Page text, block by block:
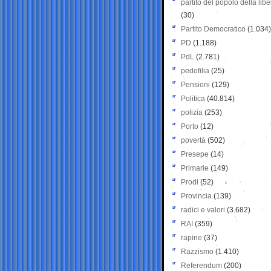
partito del popolo della
(30)
Partito Democratico (1.034)
PD (1.188)
PdL (2.781)
pedofilia (25)
Pensioni (129)
Politica (40.814)
polizia (253)
Porto (12)
povertà (502)
Presepe (14)
Primarie (149)
Prodi (52)
Provincia (139)
radici e valori (3.682)
RAI (359)
rapine (37)
Razzismo (1.410)
Referendum (200)